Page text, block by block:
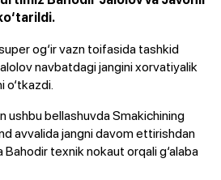
og‘ir vazn toifasida tashkid
navbatdagi jangini xorvatiyalik
o‘tkazdi.
ushbu bellashuvda Smakichining
avvalida jangni davom ettirishdan
texnik nokaut orqali g‘alaba